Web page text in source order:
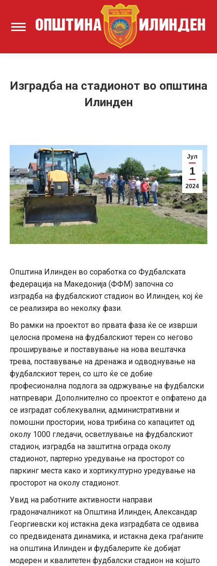
Изградба на стадионот во општина
Илинден
Јул
1
2024
Општина Илинден во соработка со Фудбалската
федерација на Македонија (ФФМ) започна со
изградба на фудбалскиот стадион во Илинден, кој ќе
се реализира во неколку фази.
Во рамки на проектот во првата фаза ќе се изврши
целосна промена на фудбалскиот терен со негово
проширување и поставување на нова вештачка
трева, поставување на дренажа и одводнување на
фудбалскиот терен, со што ќе се добие
професионална подлога за одржување на фудбалски
натпревари. Дополнително со проектот е опфатено да
се изградат соблекувални, административни и
помошни простории, нова трибина со капацитет од
околу 1000 гледачи, осветлување на фудбалскиот
стадион, изградба на заштитна ограда околу
стадионот, партерно уредување на просторот со
паркинг места како и хортикултурно уредување на
просторот на околу стадионот.
Увид на работните активности направи
градоначалникот на Општина Илинден, Александар
Георгиевски кој истакна дека изградбата се одвива
со предвидената динамика, и истакна дека граѓаните
на општина Илинден и фудбалерите ќе добијат
модерен и квалитетен фудбалски стадион на којшто